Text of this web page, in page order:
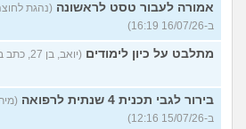
אמורה לעבור טסט לראשונה
ב-16/07/26 16:19)
מתלבט על כיון לימודים (יואב, בן 27, כתב ב-16/07/26 16:10)
בירור לגבי תכנית 4 שנתית לרפואה
ב-15/07/26 12:16)